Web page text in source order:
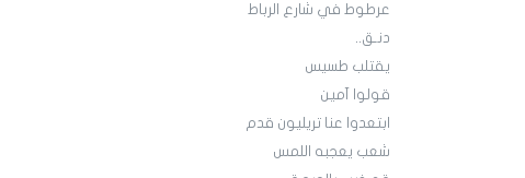
عرطوط في شارع الرباط
دنـق..
يقتلب طسيس
قولوا آمين
ابتعدوا عنا تريليون قدم
شعب يعجبه اللمس